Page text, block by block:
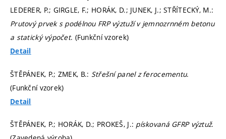
LEDERER, P.; GIRGLE, F.; HORÁK, D.; JUNEK, J.; STŘÍTECKÝ, M.:
Prutový prvek s podélnou FRP výztuží v jemnozrnném betonu
a statický výpočet. (Funkční vzorek)
Detail
ŠTĚPÁNEK, P.; ZMEK, B.: Střešní panel z ferocementu.
(Funkční vzorek)
Detail
ŠTĚPÁNEK, P.; HORÁK, D.; PROKEŠ, J.: pískovaná GFRP výztuž.